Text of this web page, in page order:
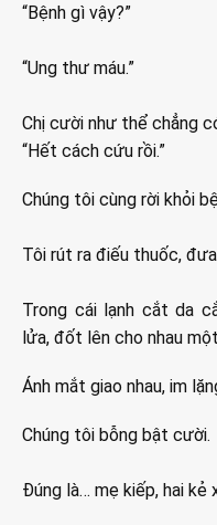
“Bệnh gì vậy?”
“Ung thư máu.”
Chị cười như thể chẳng
“Hết cách cứu rồi.”
Chúng tôi cùng rời khỏi
Tôi rút ra điếu thuốc,
Trong cái lạnh cắt da
lửa, đốt lên cho nhau
Ánh mắt giao nhau, im
Chúng tôi bỗng bật cười.
Đúng là… mẹ kiếp, hai kẻ